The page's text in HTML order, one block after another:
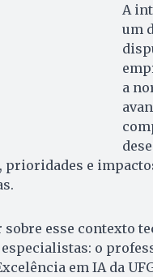
A
um
a
prioridades e
sobre esse contexto
o
em IA da